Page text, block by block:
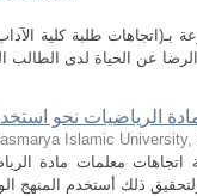
بـ(اتجاهات طلبة كلية
الرياضيات نحو
Islamic University,
معلمات مادة